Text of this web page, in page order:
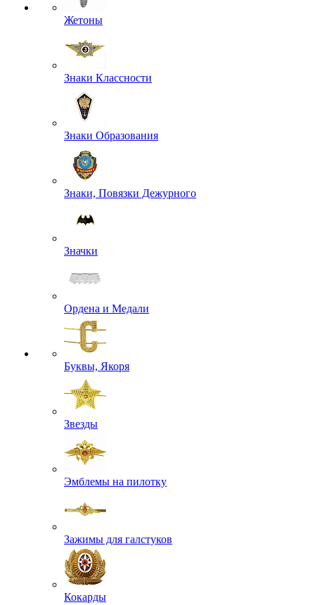
Жетоны
Знаки Классности
Знаки Образования
Знаки, Повязки Дежурного
Значки
Ордена и Медали
Буквы, Якоря
Звезды
Эмблемы на пилотку
Зажимы для галстуков
Кокарды